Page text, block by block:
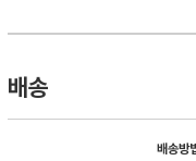
배송
배송방